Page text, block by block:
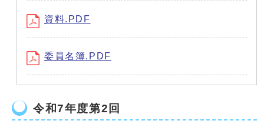
資料.PDF
委員名簿.PDF
令和7年度第2回